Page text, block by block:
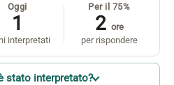
Oggi
1
interpretati
Per il 75%
2 ore
per rispondere
stato interpretato?